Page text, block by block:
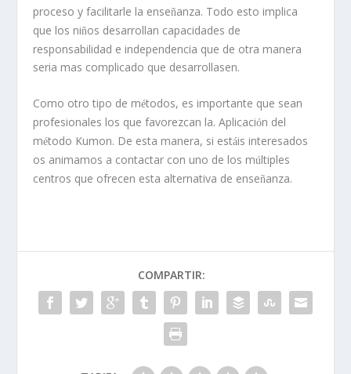
proceso y facilitarle la enseñanza. Todo esto implica
que los niños desarrollan capacidades de
responsabilidad e independencia que de otra manera
seria mas complicado que desarrollasen.
Como otro tipo de métodos, es importante que sean
profesionales los que favorezcan la. Aplicación del
método Kumon. De esta manera, si estáis interesados
os animamos a contactar con uno de los múltiples
centros que ofrecen esta alternativa de enseñanza.
COMPARTIR: